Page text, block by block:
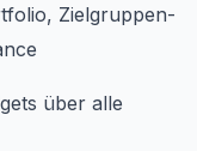
Zielgruppen-
über alle